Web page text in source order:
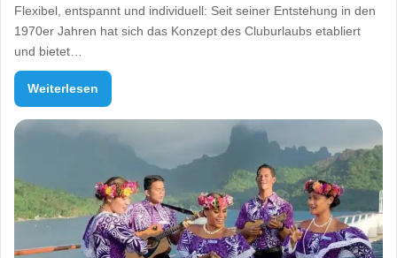
Flexibel, entspannt und individuell: Seit seiner Entstehung in den
1970er Jahren hat sich das Konzept des Cluburlaubs etabliert
und bietet…
Weiterlesen